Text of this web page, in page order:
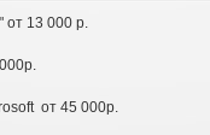
от 13 000 р.
от 45 000р.